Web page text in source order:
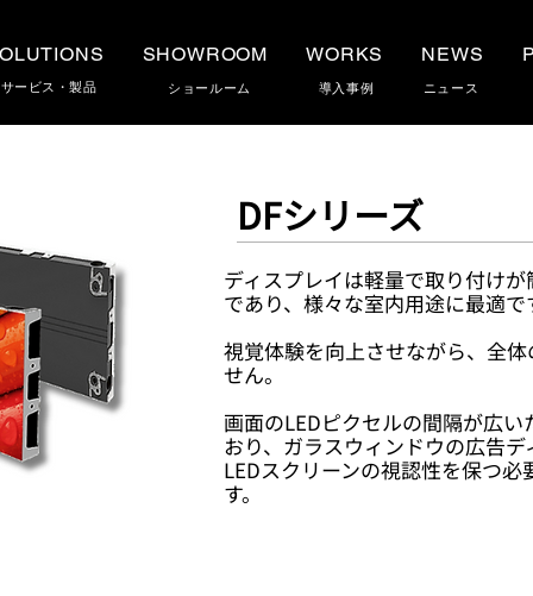
SHOWROOM WORKS NEWS
サービス・製品 ​ショールーム 導入事例 ニュース
DFシリーズ
ディスプレイは軽量で取り付け
であり、様々な室内用途に最適で
視覚体験を向上させながら、全
せん。
画面のLEDピクセルの間隔が広
おり、ガラスウィンドウの広告
LEDスクリーンの​視認性を保つ
す。